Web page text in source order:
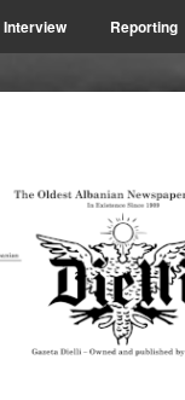
Interview Reporting